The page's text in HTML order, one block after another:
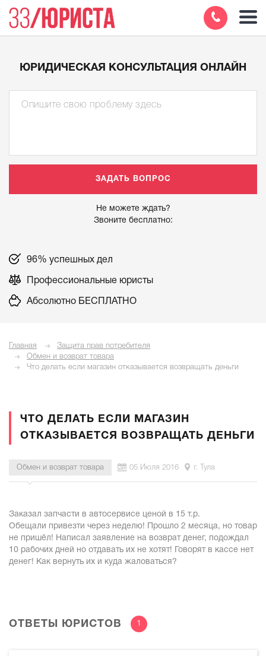
ЮРИДИЧЕСКАЯ КОНСУЛЬТАЦИЯ ОНЛАЙН
Не можете ждать?
Звоните бесплатно:
96% успешных дел
Профессиональные юристы
Абсолютно БЕСПЛАТНО
Главная
Защита прав потребителя
Обмен и возврат товара
Что делать если магазин отказывается возвращать деньги
ЧТО ДЕЛАТЬ ЕСЛИ МАГАЗИН
ОТКАЗЫВАЕТСЯ ВОЗВРАЩАТЬ ДЕНЬГИ
Обмен и возврат товара 05 Июля 2016 г. Тула
Заказал запчасти в автосервисе ценой в 15 т.р.
Обещали привезти через неделю! Прошло 2 месяца, но товар
не пришёл! Написал заявление на возврат денег, подождал
10 рабочих дней но отдавать их не хотят! Говорят в кассе нет
денег! Как вернуть их и куда жаловаться?
ОТВЕТЫ ЮРИСТОВ 1